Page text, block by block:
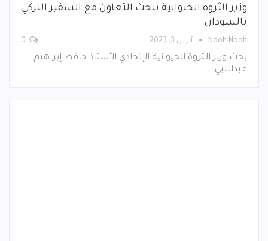
وزير الثروة الحيوانية يبحث التعاون مع السفير التركي
بالسودان
Nooh Nooh أبريل 3, 2023
بحث وزير الثروة الحيوانية الإتحادي الأستاذ حافظ إبراهيم
عبدالنبي